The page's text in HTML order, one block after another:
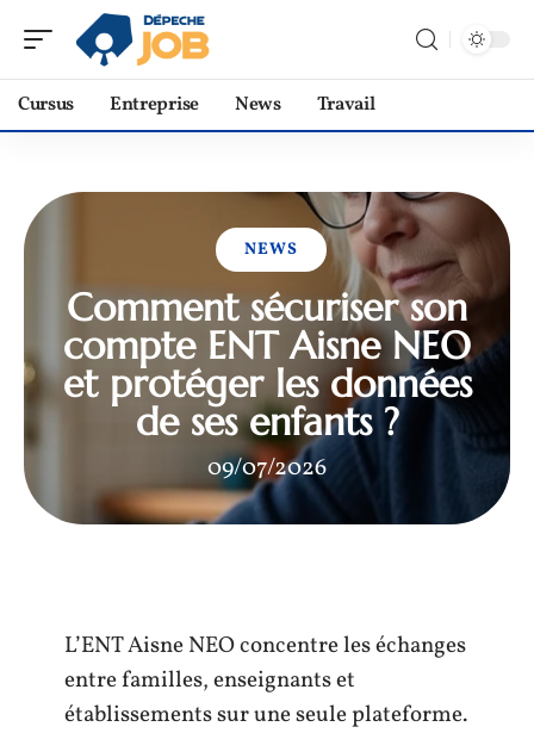
Cursus Entreprise News Travail
NEWS
Comment sécuriser son
compte ENT Aisne NEO
et protéger les données
de ses enfants ?
09/07/2026
L’ENT Aisne NEO concentre les échanges
entre familles, enseignants et
établissements sur une seule plateforme.